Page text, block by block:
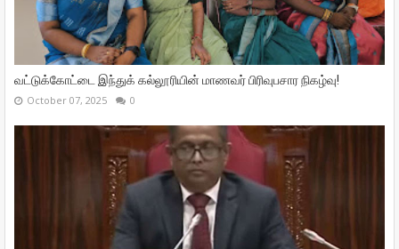
வட்டுக்கோட்டை இந்துக் கல்லூரியின் மாணவர் பிரிவுபசார நிகழ்வு!
October 07, 2025 0